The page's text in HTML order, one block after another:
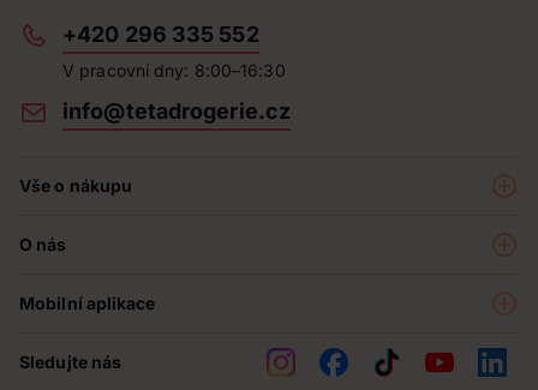
+420 296 335 552
V pracovní dny: 8:00–16:30
info@tetadrogerie.cz
Vše o nákupu
Prodejny
Obchodní podmínky
O nás
Teta pomáhá
Mobilní aplikace
Sledujte nás